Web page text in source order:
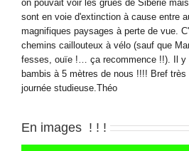
on pouvait voir les grues de Sibérie
sont en voie d'extinction à cause entre
magnifiques paysages à perte de vue.
chemins caillouteux à vélo (sauf que
fesses, ouïe !… ça recommence !!). Il y
bambis à 5 mètres de nous !!!! Bref très
journée studieuse.Théo
En images ! ! !